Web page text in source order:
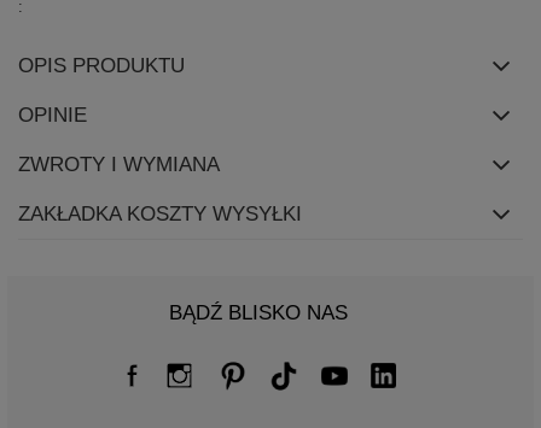
OPIS PRODUKTU
OPINIE
ZWROTY I WYMIANA
ZAKŁADKA KOSZTY WYSYŁKI
BĄDŹ BLISKO NAS